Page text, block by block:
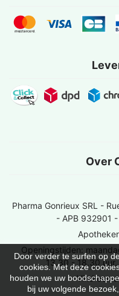
Over
Door verder te surfen op
cookies. Met deze
houden we uw
bij uw volgende
Pharma Gonrieux SRL -
- APB 932901
Openingstijden:
13.30 - 18.30
Vind een